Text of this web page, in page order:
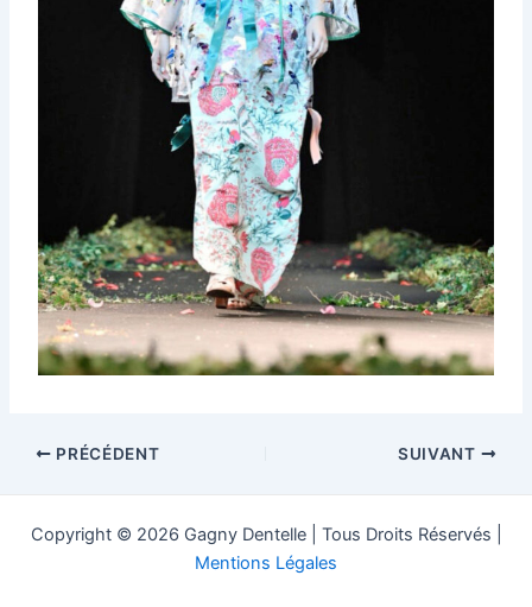
PRÉCÉDENT SUIVANT
Copyright © 2026 Gagny Dentelle | Tous Droits Réservés |
Mentions Légales